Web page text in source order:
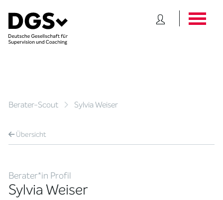
Berater-Scout Sylvia Weiser
Übersicht
Berater*in Profil
Sylvia Weiser